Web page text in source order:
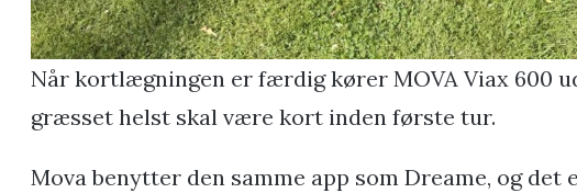
Når kortlægningen er færdig kører MOVA Viax 600
græsset helst skal være kort inden første tur.
Mova benytter den samme app som Dreame, og det